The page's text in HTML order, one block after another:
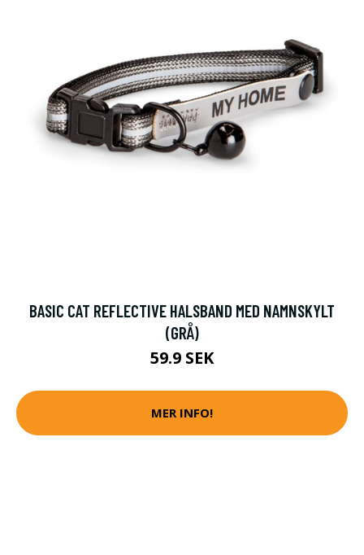
BASIC CAT REFLECTIVE HALSBAND MED NAMNSKYLT
(GRÅ)
59.9 SEK
MER INFO!